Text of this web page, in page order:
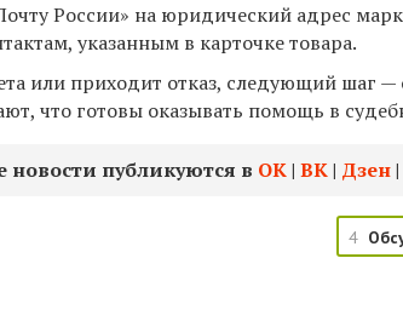
России» на юридический адрес
указанным в карточке товара.
или приходит отказ, следующий шаг
что готовы оказывать помощь в
новости публикуются в ОК| ВК| Дзен|
4